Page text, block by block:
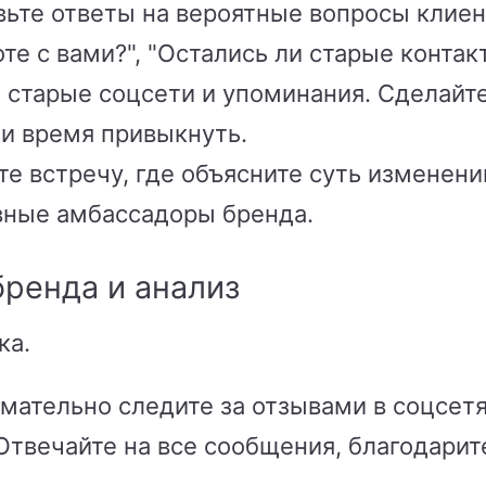
ответы на вероятные вопросы
с вами?", "Остались ли старые
соцсети и упоминания.
время привыкнуть.
встречу, где объясните суть
амбассадоры бренда.
и анализ
следите за отзывами в
на все сообщения,